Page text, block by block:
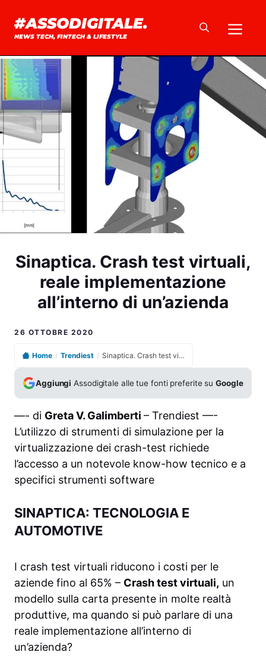
contenuto
#ASSODIGITALE.
NEWS TECH, FINTECH & LIFESTYLE
Sinaptica. Crash test virtuali,
reale implementazione
all’interno di un’azienda
26 OTTOBRE 2020
Home / Trendiest / Sinaptica. Crash test virtuali, reale implementazione all’interno di un’azienda
Aggiungi Assodigitale alle tue fonti preferite suGoogle
—- di Greta V. Galimberti – Trendiest —-
L’utilizzo di strumenti di simulazione per la
virtualizzazione dei crash-test richiede
l’accesso a un notevole know-how tecnico e a
specifici strumenti software
SINAPTICA: TECNOLOGIA E
AUTOMOTIVE
I crash test virtuali riducono i costi per le
aziende fino al 65% – Crash test virtuali, un
modello sulla carta presente in molte realtà
produttive, ma quando si può parlare di una
reale implementazione all’interno di
un’azienda?